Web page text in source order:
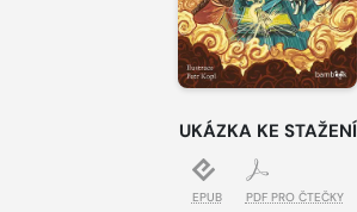
UKÁZKA KE STAŽENÍ
EPUB PDF PRO ČTEČKY